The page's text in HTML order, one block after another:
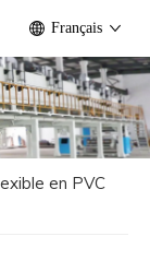
Français
en PVC